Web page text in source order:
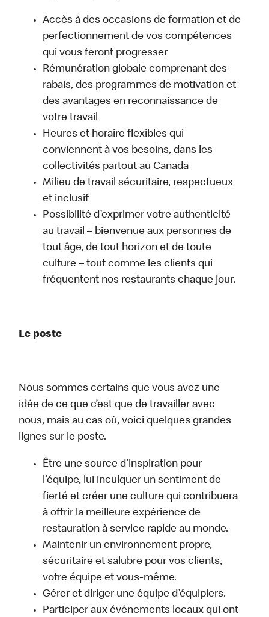
Accès à des occasions de formation et de
perfectionnement de vos compétences
qui vous feront progresser
Rémunération globale comprenant des
rabais, des programmes de motivation et
des avantages en reconnaissance de
votre travail
Heures et horaire flexibles qui
conviennent à vos besoins, dans les
collectivités partout au Canada
Milieu de travail sécuritaire, respectueux
et inclusif
Possibilité d’exprimer votre authenticité
au travail – bienvenue aux personnes de
tout âge, de tout horizon et de toute
culture – tout comme les clients qui
fréquentent nos restaurants chaque jour.
Le poste
Nous sommes certains que vous avez une
idée de ce que c’est que de travailler avec
nous, mais au cas où, voici quelques grandes
lignes sur le poste.
Être une source d’inspiration pour
l’équipe, lui inculquer un sentiment de
fierté et créer une culture qui contribuera
à offrir la meilleure expérience de
restauration à service rapide au monde.
Maintenir un environnement propre,
sécuritaire et salubre pour vos clients,
votre équipe et vous-même.
Gérer et diriger une équipe d’équipiers.
Participer aux événements locaux qui ont